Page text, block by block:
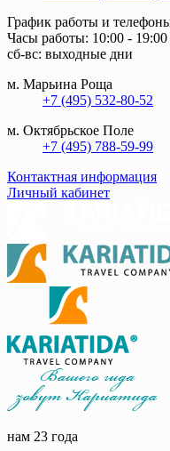
График работы и
Часы работы: 10:00 -
сб-вс: выходные дни
м. Марьина Роща
+7 (495) 532-80-52
м. Октябрьское Поле
+7 (495) 788-59-99
Контактная информация
Личный кабинет
нам 23 года